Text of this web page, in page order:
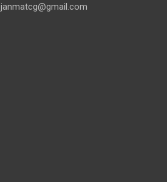
janmatcg@gmail.com